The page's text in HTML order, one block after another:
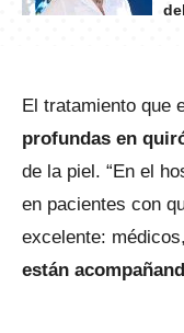
El tratamiento que
profundas en
de la piel. “En el
en pacientes con
excelente:
están